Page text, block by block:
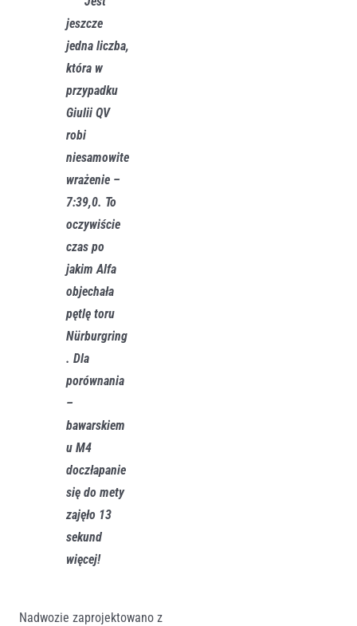
jeszcze
jedna liczba,
która w
przypadku
Giulii QV
robi
niesamowite
wrażenie –
7:39,0. To
oczywiście
czas po
jakim Alfa
objechała
pętlę toru
Nürburgring
. Dla
porównania
–
bawarskiem
uM4
doczłapanie
się do mety
zajęło 13
sekund
więcej!
Nadwozie zaprojektowano z